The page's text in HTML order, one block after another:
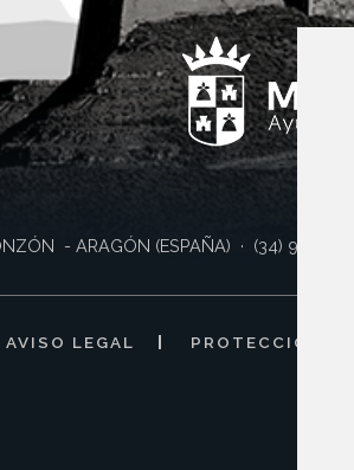
- ARAGÓN (ESPAÑA) · (34) 974
AVISO LEGAL PROTECCIÓN